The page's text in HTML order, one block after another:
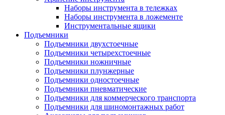
Наборы инструмента в тележках
Наборы инструмента в ложементе
Инструментальные ящики
Подъемники
Подъемники двухстоечные
Подъемники четырехстоечные
Подъемники ножничные
Подъемники плунжерные
Подъемники одностоечные
Подъемники пневматические
Подъемники для коммерческого транспорта
Подъемники для шиномонтажных работ